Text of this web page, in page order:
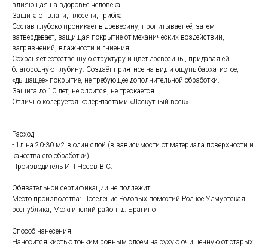
влияющая на здоровье человека.
Защита от влаги, плесени, грибка
Состав глубоко проникает в древесину, пропитывает её, затем
затвердевает, защищая покрытие от механических воздействий,
загрязнений, влажности и гниения.
Сохраняет естественную структуру и цвет древесины, придавая ей
благородную глубину. Создаёт приятное на вид и ощупь бархатистое,
«дышащее» покрытие, не требующее дополнительной обработки.
Защита до 10 лет, не слоится, не трескается.
Отлично колеруется колер-пастами «Лоскутный воск».
Расход
- 1л на 20-30 м2 в один слой (в зависимости от материала поверхности и
качества его обработки).
Производитель ИП Носов В.С.
Обязательной сертификации не подлежит
Место производства: Поселение Родовых поместий Родное Удмуртская
республика, Можгинский район, д. Брагино
Способ нанесения.
Наносится кистью тонким ровным слоем на сухую очищенную от старых